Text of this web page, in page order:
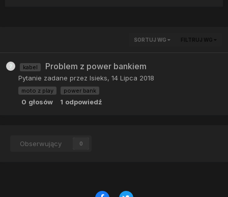
SORTUJ WG FILTRUJ WG
kabel Problem z power bankiem
Pytanie zadane przez Isieks, 14 Lipca 2018
moto z play power bank
0 głosów 1 odpowiedź
Obserwujący 0